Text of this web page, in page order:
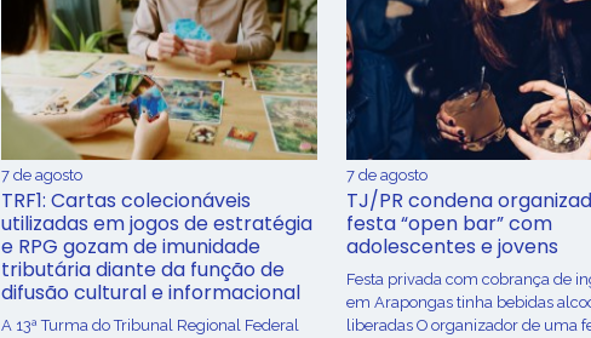
7 de agosto
TRF1: Cartas colecionáveis
utilizadas em jogos de estratégia
e RPG gozam de imunidade
tributária diante da função de
difusão cultural e informacional
A 13ª Turma do Tribunal Regional Federal
7 de agosto
TJ/PR condena
festa “open bar” com
adolescentes e jovens
Festa privada com cobrança de
em Arapongas tinha bebidas
liberadas O organizador de uma